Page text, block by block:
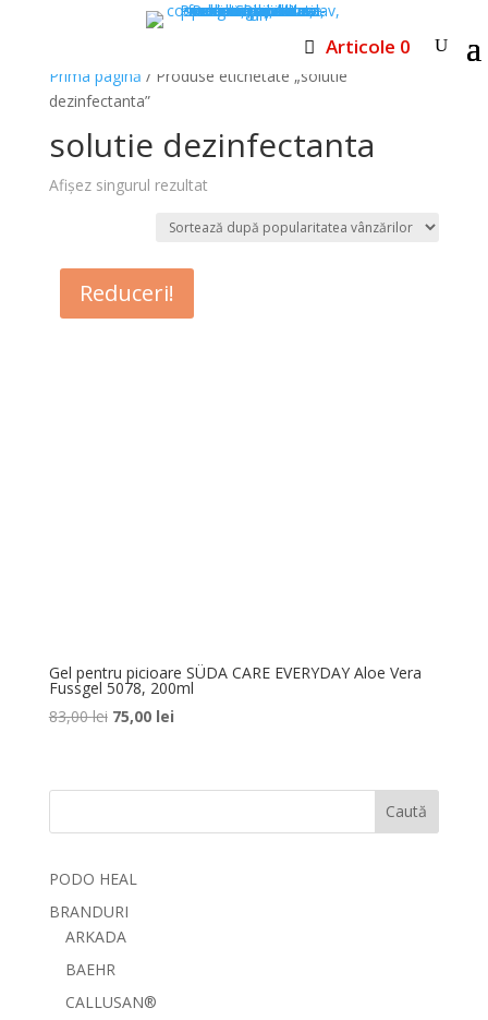
Articole 0
Prima pagină / Produse etichetate „solutie
dezinfectanta”
solutie dezinfectanta
Afișez singurul rezultat
Reduceri!
Gel pentru picioare SÜDA CARE EVERYDAY Aloe Vera
Fussgel 5078, 200ml
83,00lei Prețul
fost:
75,00 leiPrețul
75,00 lei.
Caută
PODO HEAL
BRANDURI
ARKADA
BAEHR
CALLUSAN®